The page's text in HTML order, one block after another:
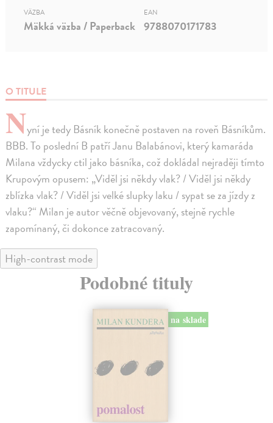
O TITULE
Nyní je tedy Básník konečně postaven na roveň Básníkům.
BBB. To poslední B patří Janu Balabánovi, který kamaráda
Milana vždycky ctil jako básníka, což dokládal nejraději tímto
Krupovým opusem: „Viděl jsi někdy vlak? / Viděl jsi někdy
zblízka vlak? / Viděl jsi velké slupky laku / sypat se za jízdy z
vlaku?“ Milan je autor věčně objevovaný, stejně rychle
zapomínaný, či dokonce zatracovaný.
VÄZBA
Mäkká väzba / Paperback
EAN
9788070171783
High-contrast mode
Podobné tituly
na sklade